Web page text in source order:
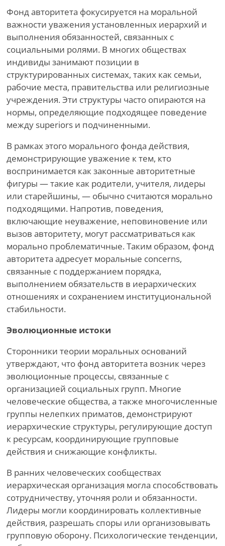
Фонд авторитета фокусируется на моральной
важности уважения установленных иерархий и
выполнения обязанностей, связанных с
социальными ролями. В многих обществах
индивиды занимают позиции в
структурированных системах, таких как семьи,
рабочие места, правительства или религиозные
учреждения. Эти структуры часто опираются на
нормы, определяющие подходящее поведение
между superiors и подчиненными.
В рамках этого морального фонда действия,
демонстрирующие уважение к тем, кто
воспринимается как законные авторитетные
фигуры — такие как родители, учителя, лидеры
или старейшины, — обычно считаются морально
подходящими. Напротив, поведения,
включающие неуважение, неповиновение или
вызов авторитету, могут рассматриваться как
морально проблематичные. Таким образом, фонд
авторитета адресует моральные concerns,
связанные с поддержанием порядка,
выполнением обязательств в иерархических
отношениях и сохранением институциональной
стабильности.
Эволюционные истоки
Сторонники теории моральных оснований
утверждают, что фонд авторитета возник через
эволюционные процессы, связанные с
организацией социальных групп. Многие
человеческие общества, а также многочисленные
группы нелепких приматов, демонстрируют
иерархические структуры, регулирующие доступ
к ресурсам, координирующие групповые
действия и снижающие конфликты.
В ранних человеческих сообществах
иерархическая организация могла способствовать
сотрудничеству, уточняя роли и обязанности.
Лидеры могли координировать коллективные
действия, разрешать споры или организовывать
групповую оборону. Психологические тенденции,